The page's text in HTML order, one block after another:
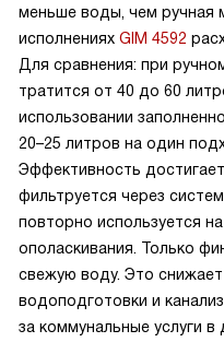
меньше воды, чем ручная
исполнениях GIM 4592
Для сравнения: при
тратится от 40 до 60
использовании
20–25 литров на один
Эффективность
фильтруется через
повторно используется
ополаскивания. Только
свежую воду. Это снижает
водоподготовки и
за коммунальные услуги в